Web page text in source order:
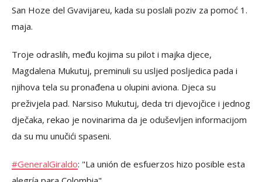
San Hoze del Gvavijareu, kada su poslali poziv za pomoć 1.
maja.
Troje odraslih, među kojima su pilot i majka djece,
Magdalena Mukutuj, preminuli su usljed posljedica pada i
njihova tela su pronađena u olupini aviona. Djeca su
preživjela pad. Narsiso Mukutuj, deda tri djevojčice i jednog
dječaka, rekao je novinarima da je oduševljen informacijom
da su mu unučići spaseni.
#GeneralGiraldo: "La unión de esfuerzos hizo posible esta